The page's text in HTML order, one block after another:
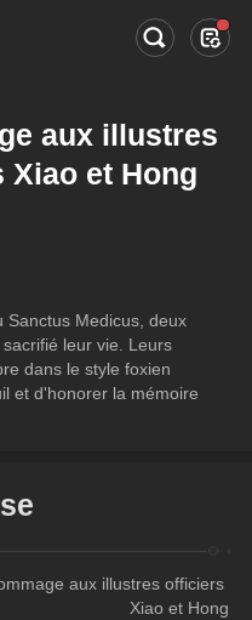
aux illustres
Xiao et Hong
Sanctus Medicus, deux
leur vie. Leurs
dans le style foxien
et d'honorer la mémoire
aux illustres officiers
Xiao et Hong